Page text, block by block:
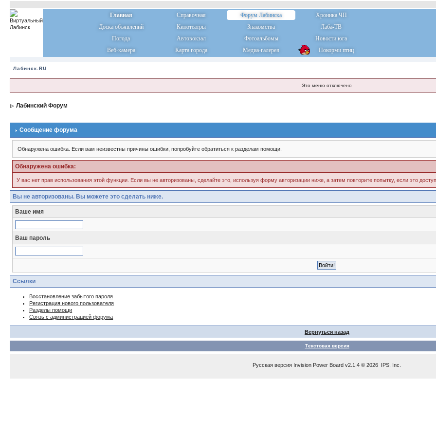
Главная Справочная Форум Лабинска
Хроника ЧП
Доска объявлений
Кинотеатры Знакомства
Лаба-ТВ
Погода
Автовокзал Фотоальбомы
Новости юга
Веб-камера
Карта города Медиа-галерея Покорми птиц
Лабинск.RU
Это меню отключено
Лабинский Форум
Сообщение форума
Обнаружена ошибка. Если вам неизвестны причины ошибки, попробуйте обратиться к разделам помощи.
Обнаружена ошибка:
У вас нет прав использования этой функции. Если вы не авторизованы, сделайте это, используя форму авторизации ниже, а затем повторите попытку, если это
Вы не авторизованы. Вы можете это сделать ниже.
Ваше имя
Ваш пароль
Ссылки
Восстановление забытого пароля
Регистрация нового пользователя
Разделы помощи
Связь с администрацией форума
Вернуться назад
Текстовая версия
Русская версия Invision Power Board v2.1.4 © 2026 IPS, Inc.